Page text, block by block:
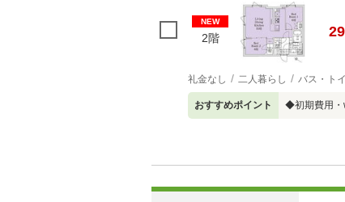
NEW
2階
礼金なし 二人暮らし バス・ト
おすすめポイント ◆初期費用・